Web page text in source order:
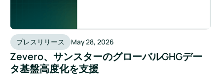
プレスリリース May 28, 2026
Zevero、サンスターのグローバルGHGデー
タ基盤高度化を支援